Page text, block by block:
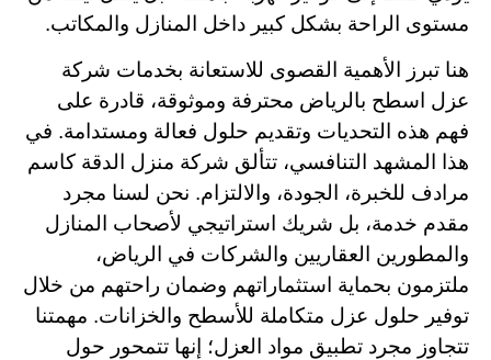
مستوى الراحة بشكل كبير داخل المنازل والمكاتب.
هنا تبرز الأهمية القصوى للاستعانة بخدمات شركة
عزل اسطح بالرياض محترفة وموثوقة، قادرة على
فهم هذه التحديات وتقديم حلول فعالة ومستدامة. في
هذا المشهد التنافسي، تتألق شركة منزل الدقة كاسم
مرادف للخبرة، الجودة، والالتزام. نحن لسنا مجرد
مقدم خدمة، بل شريك استراتيجي لأصحاب المنازل
والمطورين العقاريين والشركات في الرياض،
ملتزمون بحماية استثماراتهم وضمان راحتهم من خلال
توفير حلول عزل متكاملة للأسطح والخزانات. مهمتنا
تتجاوز مجرد تطبيق مواد العزل؛ إنها تتمحور حول